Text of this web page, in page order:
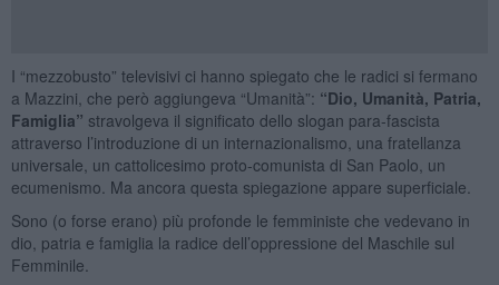
I “mezzobusto” televisivi ci hanno spiegato che le radici si fermano
a Mazzini, che però aggiungeva “Umanità”: “Dio, Umanità, Patria,
Famiglia” stravolgeva il significato dello slogan para-fascista
attraverso l’introduzione di un internazionalismo, una fratellanza
universale, un cattolicesimo proto-comunista di San Paolo, un
ecumenismo. Ma ancora questa spiegazione appare superficiale.
Sono (o forse erano) più profonde le femministe che vedevano in
dio, patria e famiglia la radice dell’oppressione del Maschile sul
Femminile.